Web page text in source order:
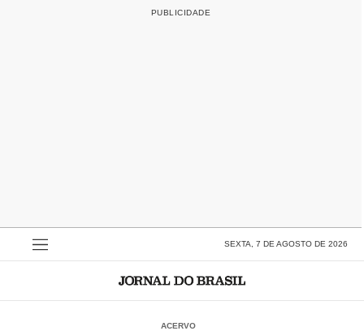
SEXTA, 7 DE AGOSTO DE 2026
ACERVO